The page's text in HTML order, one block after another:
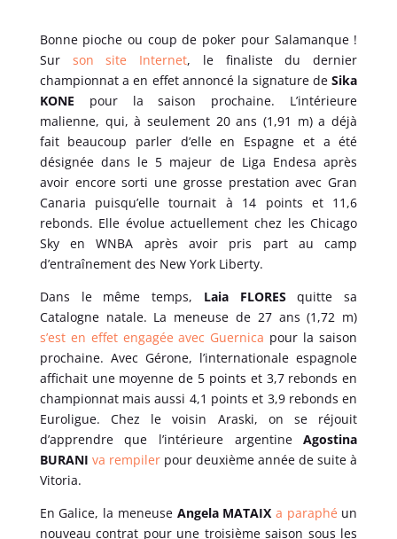
Bonne pioche ou coup de poker pour Salamanque !
Sur son site Internet, le finaliste du dernier
championnat a en effet annoncé la signature deSika
KONE pour la saison prochaine. L’intérieure
malienne, qui, à seulement 20 ans (1,91 m) a déjà
fait beaucoup parler d’elle en Espagne et a été
désignée dans le 5 majeur de Liga Endesa après
avoir encore sorti une grosse prestation avec Gran
Canaria puisqu’elle tournait à 14 points et 11,6
rebonds. Elle évolue actuellement chez les Chicago
Sky en WNBA après avoir pris part au camp
d’entraînement des New York Liberty.
Dans le même temps, Laia FLORESquitte sa
Catalogne natale. La meneuse de 27 ans (1,72 m)
s’est en effet engagée avec Guernica pour la saison
prochaine. Avec Gérone, l’internationale espagnole
affichait une moyenne de 5 points et 3,7 rebonds en
championnat mais aussi 4,1 points et 3,9 rebonds en
Euroligue. Chez le voisin Araski, on se réjouit
d’apprendre que l’intérieure argentineAgostina
BURANI va rempilerpour deuxième année de suite à
Vitoria.
En Galice, la meneuse Angela MATAIX a paraphé un
nouveau contrat pour une troisième saison sous les